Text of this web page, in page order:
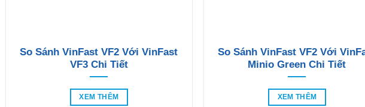
So Sánh VinFast VF2 Với VinFast
VF3 Chi Tiết
XEM THÊM
So Sánh VinFast VF2 Với
Minio Green Chi Tiết
XEM THÊM